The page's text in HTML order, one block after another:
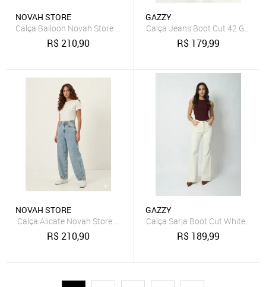
NOVAH STORE
Calça Balloon Novah Store Jeans Azul
R$210,90
GAZZY
Calça Jeans Boot Cut 42 Gazzy
R$ 179,99
NOVAH STORE
Calça Alicate Novah Store Jeans Azul
R$210,90
GAZZY
Calça Sarja Boot Cut White 38
R$ 189,99